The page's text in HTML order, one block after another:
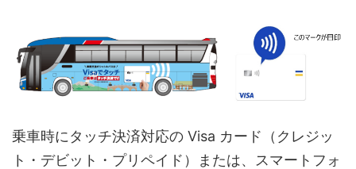
乗車時にタッチ決済対応の Visa カード（クレジッ
ト・デビット・プリペイド）または、スマートフォ